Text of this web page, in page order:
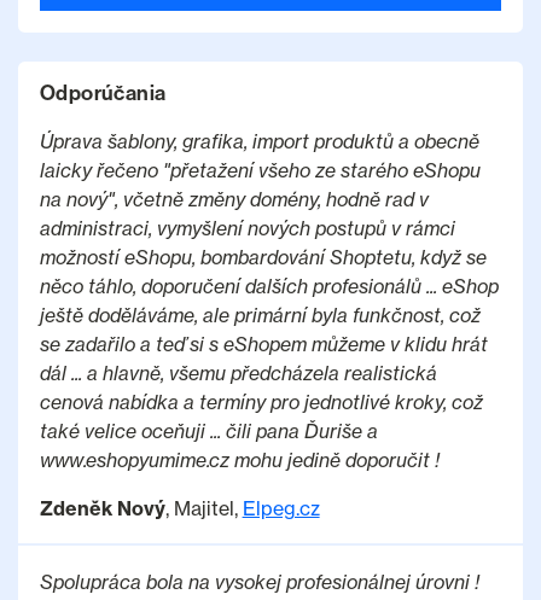
Odporúčania
Úprava šablony, grafika, import produktů a obecně
laicky řečeno "přetažení všeho ze starého eShopu
na nový", včetně změny domény, hodně rad v
administraci, vymyšlení nových postupů v rámci
možností eShopu, bombardování Shoptetu, když se
něco táhlo, doporučení dalších profesionálů ... eShop
ještě doděláváme, ale primární byla funkčnost, což
se zadařilo a teď si s eShopem můžeme v klidu hrát
dál ... a hlavně, všemu předcházela realistická
cenová nabídka a termíny pro jednotlivé kroky, což
také velice oceňuji ... čili pana Ďuriše a
www.eshopyumime.cz mohu jedině doporučit !
Zdeněk Nový, Majitel, Elpeg.cz
Spolupráca bola na vysokej profesionálnej úrovni !